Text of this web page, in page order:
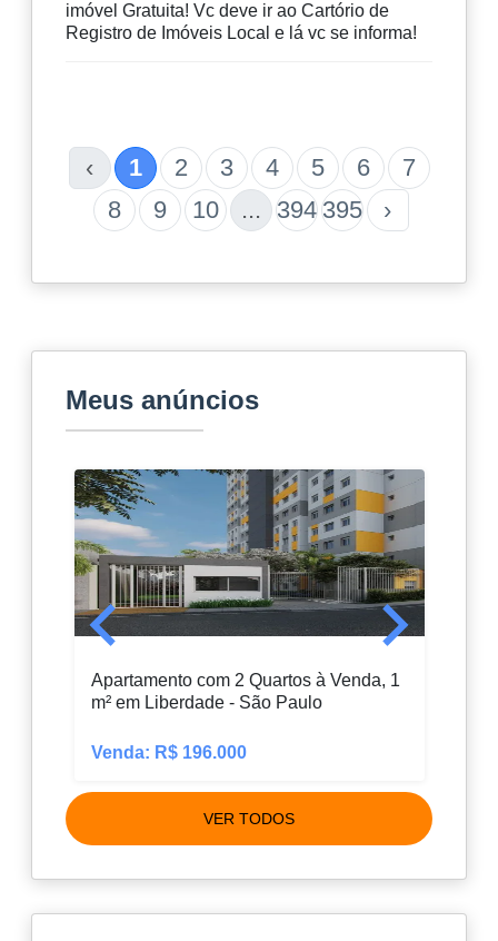
imóvel Gratuita! Vc deve ir ao Cartório de
Registro de Imóveis Local e lá vc se informa!
‹ 1 2 3 4 5 6
7
8
9 10 ... 394 395 ›
Meus anúncios
Apartamento com 2 Quartos à Venda, 1
m² em Liberdade - São Paulo
Venda: R$ 196.000
VER TODOS